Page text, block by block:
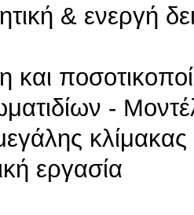
& ενεργή
και
-
εργασία